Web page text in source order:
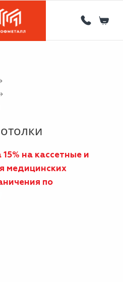
отверстий в металле
изделий
фасадов
на кассетные и
медицинских
по